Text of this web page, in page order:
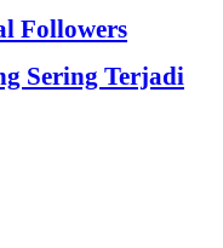
Followers
Sering Terjadi